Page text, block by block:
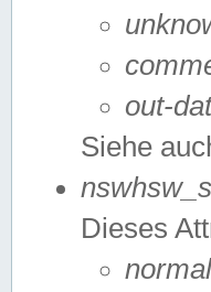
out-
Siehe
Dieses
normal